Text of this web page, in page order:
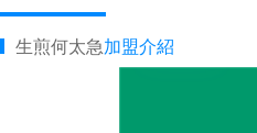
生煎何太急加盟介紹